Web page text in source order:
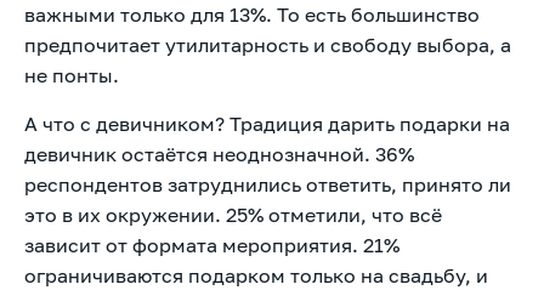
важными только для 13%. То есть большинство
предпочитает утилитарность и свободу выбора, а
не понты.
А что с девичником? Традиция дарить подарки на
девичник остаётся неоднозначной. 36%
респондентов затруднились ответить, принято ли
это в их окружении. 25% отметили, что всё
зависит от формата мероприятия. 21%
ограничиваются подарком только на свадьбу, и